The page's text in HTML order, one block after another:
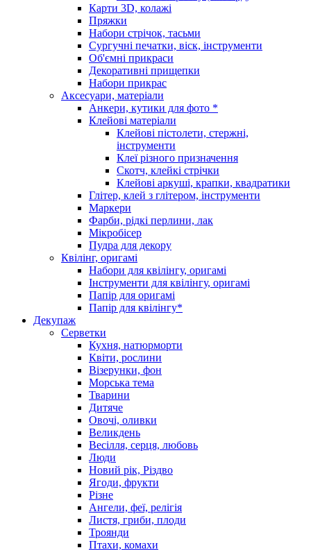
Карти 3D, колажі
Пряжки
Набори стрічок, тасьми
Сургучні печатки, віск, інструменти
Об'ємні прикраси
Декоративні прищепки
Набори прикрас
Аксесуари, матеріали
Анкери, кутики для фото *
Клейові матеріали
Клейові пістолети, стержні,
інструменти
Клеї різного призначення
Скотч, клейкі стрічки
Клейові аркуші, крапки, квадратики
Глітер, клей з глітером, інструменти
Маркери
Фарби, рідкі перлини, лак
Мікробісер
Пудра для декору
Квілінг, оригамі
Набори для квілінгу, оригамі
Інструменти для квілінгу, оригамі
Папір для оригамі
Папір для квілінгу*
Декупаж
Серветки
Кухня, натюрморти
Квіти, рослини
Візерунки, фон
Морська тема
Тварини
Дитяче
Овочі, оливки
Великдень
Весілля, серця, любовь
Люди
Новий рік, Різдво
Ягоди, фрукти
Різне
Ангели, феї, релігія
Листя, гриби, плоди
Троянди
Птахи, комахи